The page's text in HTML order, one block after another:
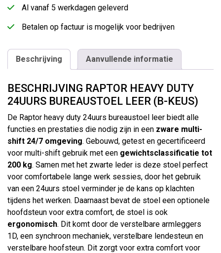
Al vanaf 5 werkdagen geleverd
Betalen op factuur is mogelijk voor bedrijven
Beschrijving Aanvullende informatie
BESCHRIJVING RAPTOR HEAVY DUTY
24UURS BUREAUSTOEL LEER (B-KEUS)
De Raptor heavy duty 24uurs bureaustoel leer biedt alle
functies en prestaties die nodig zijn in een zware multi-
shift 24/7 omgeving. Gebouwd, getest en gecertificeerd
voor multi-shift gebruik met een gewichtsclassificatie tot
200 kg. Samen met het zwarte leder is deze stoel perfect
voor comfortabele lange werk sessies, door het gebruik
van een 24uurs stoel verminder je de kans op klachten
tijdens het werken. Daarnaast bevat de stoel een optionele
hoofdsteun voor extra comfort, de stoel is ook
ergonomisch. Dit komt door de verstelbare armleggers
1D, een synchroon mechaniek, verstelbare lendesteun en
verstelbare hoofsteun. Dit zorgt voor extra comfort voor